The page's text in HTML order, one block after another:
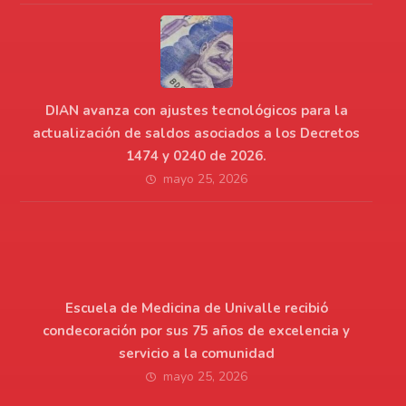
DIAN avanza con ajustes tecnológicos para la
actualización de saldos asociados a los Decretos
1474 y 0240 de 2026.
mayo 25, 2026
Escuela de Medicina de Univalle recibió
condecoración por sus 75 años de excelencia y
servicio a la comunidad
mayo 25, 2026